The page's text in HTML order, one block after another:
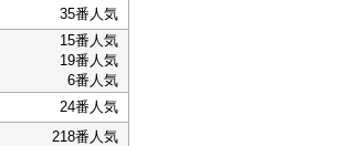
35番人気
15番人気
19番人気
6番人気
24番人気
218番人気